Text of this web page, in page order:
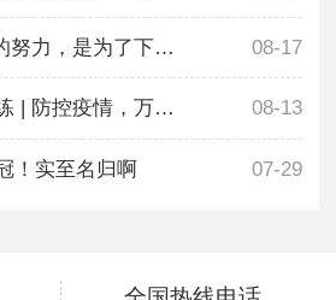
展会回顾 | 这一次的努力，是为了下一次更好地相遇 08-17
支援桌椅、志愿演练 | 防控疫情，万千在行动 08-13
！实至名归啊 07-29